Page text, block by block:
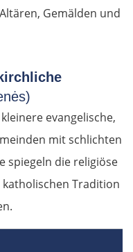
Gemälden und
evangelische,
mit schlichten
spiegeln die religiöse
Tradition